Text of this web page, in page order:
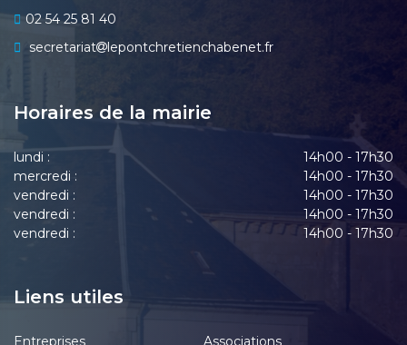
02 54 25 81 40
secretariat
lepontchretienchabenet.fr
Horaires de la mairie
lundi :
14h00 - 17h30
mercredi :
14h00 - 17h30
vendredi :
14h00 - 17h30
vendredi :
14h00 - 17h30
vendredi :
14h00 - 17h30
Liens utiles
Entreprises Associations